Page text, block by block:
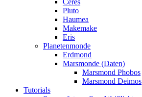
Pluto
Haumea
Makemake
Eris
Planetenmonde
Erdmond
Marsmonde (Daten)
Marsmond Phobos
Marsmond Deimos
Tutorials